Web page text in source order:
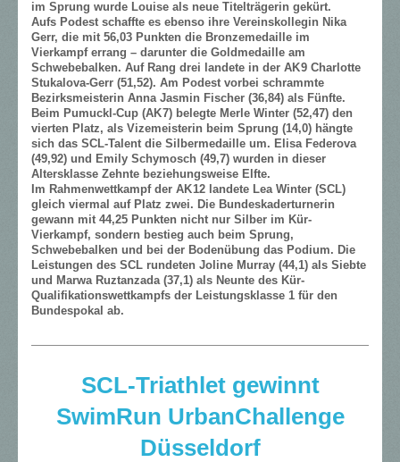
im Sprung wurde Louise als neue Titelträgerin gekürt.
Aufs Podest schaffte es ebenso ihre Vereinskollegin Nika
Gerr, die mit 56,03 Punkten die Bronzemedaille im
Vierkampf errang – darunter die Goldmedaille am
Schwebebalken. Auf Rang drei landete in der AK 9 Charlotte
Stukalova-Gerr (51,52). Am Podest vorbei schrammte
Bezirksmeisterin Anna Jasmin Fischer (36,84) als Fünfte.
Beim Pumuckl-Cup (AK 7) belegte Merle Winter (52,47) den
vierten Platz, als Vizemeisterin beim Sprung (14,0) hängte
sich das SCL-Talent die Silbermedaille um. Elisa Federova
(49,92) und Emily Schymosch (49,7) wurden in dieser
Altersklasse Zehnte beziehungsweise Elfte.
Im Rahmenwettkampf der AK 12 landete Lea Winter (SCL)
gleich viermal auf Platz zwei. Die Bundeskaderturnerin
gewann mit 44,25 Punkten nicht nur Silber im Kür-
Vierkampf, sondern bestieg auch beim Sprung,
Schwebebalken und bei der Bodenübung das Podium. Die
Leistungen des SCL rundeten Joline Murray (44,1) als Siebte
und Marwa Ruztan­zada (37,1) als Neunte des Kür-
Qualifikationswettkampfs der Leistungsklasse 1 für den
Bundespokal ab.
SCL-Triathlet gewinnt
SwimRun UrbanChallenge
Düsseldorf